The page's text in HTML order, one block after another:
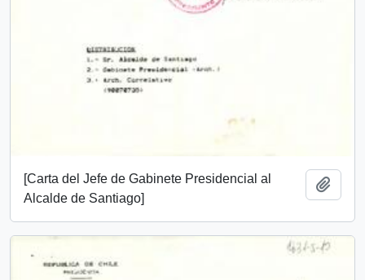
[Carta del Jefe de Gabinete Presidencial al
Alcalde de Santiago]